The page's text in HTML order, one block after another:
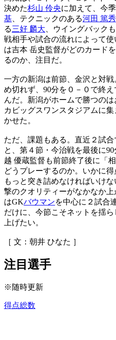
決めた杉山 伶央に加えて、今
基 、テクニックのある河田 篤秀
る三好 麟大 、ウイングバック
戦相手や試合の流れによって
は吉本 岳史監督がどのカード
るのか、注目だ。
一方の新潟は前節、金沢と対
め切れず、90分を０－０で終
んだ。新潟がホームで勝つの
カビッグスワンスタジアムに
かせた。
ただ、課題もある。直近２試
と、第４節・今治戦を最後に
越 優蔵監督も前節終了後に「
どうプレーするのか。いかに
もっと突き詰めなければいけ
撃のクオリティーがなかなか
はGKバウマンを中心に２試合
だけに、今節こそネットを揺
上げたい。
［ 文：朝井 ひなた ］
注目選手
※随時更新
得点総数